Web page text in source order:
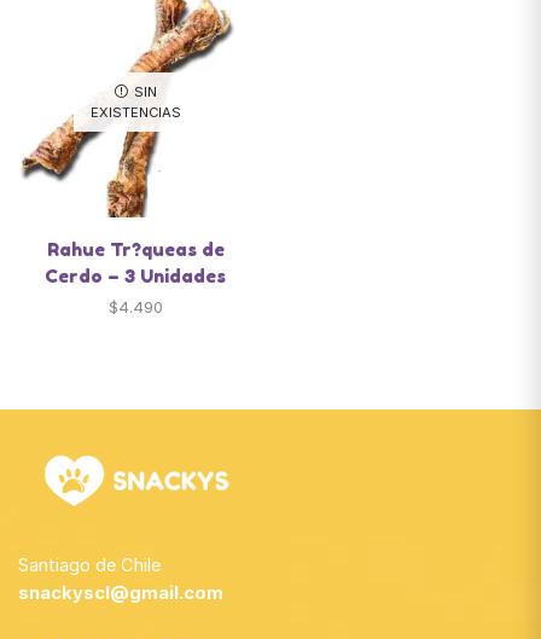
SIN
EXISTENCIAS
Rahue Tr?queas de
Cerdo – 3 Unidades
$4.490
Santiago de Chile
snackyscl@gmail.com